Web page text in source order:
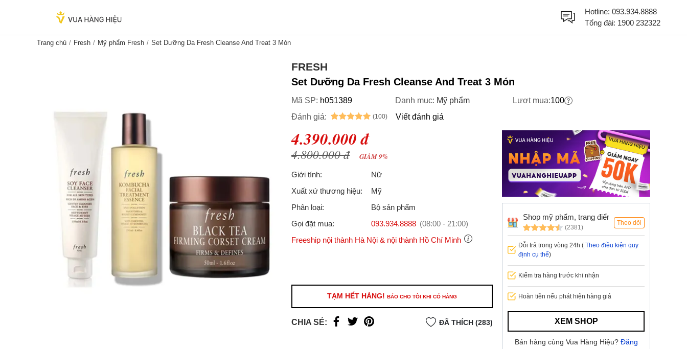
Hotline: 093.934.8888
Tổng đài: 1900 232322
Trang chủ Fresh Mỹ phẩm Fresh Set Dưỡng Da Fresh Cleanse And Treat 3 Món
FRESH
Set Dưỡng Da Fresh Cleanse And Treat 3 Món
Mã SP: h051389 Danh mục: Mỹ phẩm Lượt mua:100
Đánh giá:
Viết đánh giá
4.390.000 đ
4.800.000 đ GIẢM 9%
Giới tính:
Nữ
Xuất xứ thương hiệu:
Mỹ
Phân loại:
Bộ sản phẩm
Gọi đặt mua:
093.934.8888 (08:00 - 21:00)
Freeship nội thành Hà Nội & nội thành Hồ Chí Minh
Hồ Chí Minh).
thành
Hồ Chí Minh
trong ngày hoặc Đơn hàng giao hỏa tốc theo yêu cầu
TẠM HẾT HÀNG! BÁO CHO TÔI KHI CÓ HÀNG
CHIA SẺ: ĐÃ THÍCH (283)
Shop mỹ phẩm, trang điểm
(2381)
Theo dõi
Đỗi trả trong vòng 24h ( Theo điều kiện quy
định cụ thể)
Kiểm tra hàng trước khi nhận
Hoàn tiền nếu phát hiện hàng giả
XEM SHOP
Bán hàng cùng Vua Hàng Hiệu? Đăng